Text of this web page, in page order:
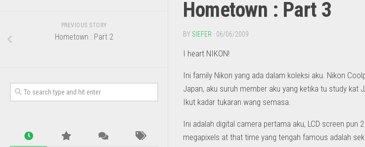
Hometown : Part 3
BY SIEFER · 06/06/2009
I heart NIKON!
Ini family Nikon yang ada dalam koleksi aku. Nikon
Japan, aku suruh member aku yang ketika tu study kat
Ikut kadar tukaran wang semasa.
Ini adalah digital camera pertama aku, LCD screen pun
megapixels at that time yang tengah famous adalah
PREVIOUS STORY
Hometown : Part 2